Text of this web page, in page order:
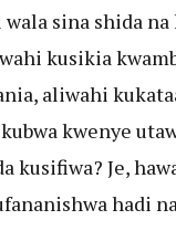
sina shida
kusikia
aliwahi
kwenye
kusifiwa? Je,
hadi